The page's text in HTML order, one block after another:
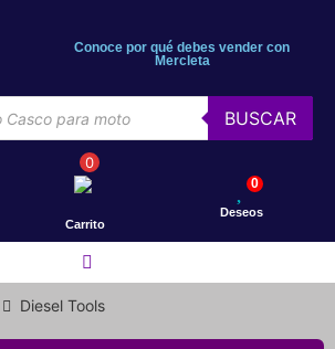
Conoce por qué debes vender con
Mercleta
BUSCAR
0
Carrito
Deseos
0
Motos
Diesel Tools